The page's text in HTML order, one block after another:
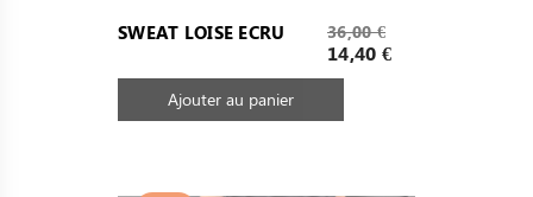
SWEAT LOISE ECRU
Prix
de
base
36,00 €
Prix
14,40 €
Ajouter au panier